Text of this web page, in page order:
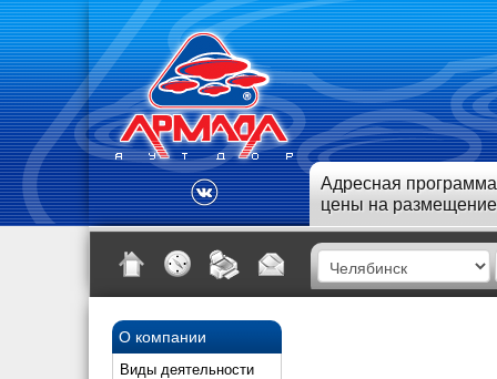
Адресная
цены на размещение
О компании
Виды деятельности